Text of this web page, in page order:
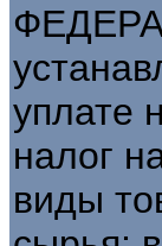
уплате
налог
виды